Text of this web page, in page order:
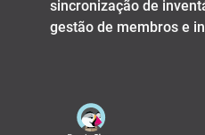
sincronização de
gestão de membros e